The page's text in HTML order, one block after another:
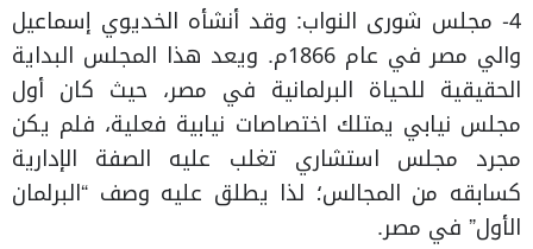
4- مجلس شورى النواب: وقد أنشأه الخديوي إسماعيل
والي مصر في عام 1866م. ويعد هذا المجلس البداية
الحقيقية للحياة البرلمانية في مصر، حيث كان أول
مجلس نيابي يمتلك اختصاصات نيابية فعلية، فلم يكن
مجرد مجلس استشاري تغلب عليه الصفة الإدارية
كسابقه من المجالس؛ لذا يطلق عليه وصف “البرلمان
الأول” في مصر.